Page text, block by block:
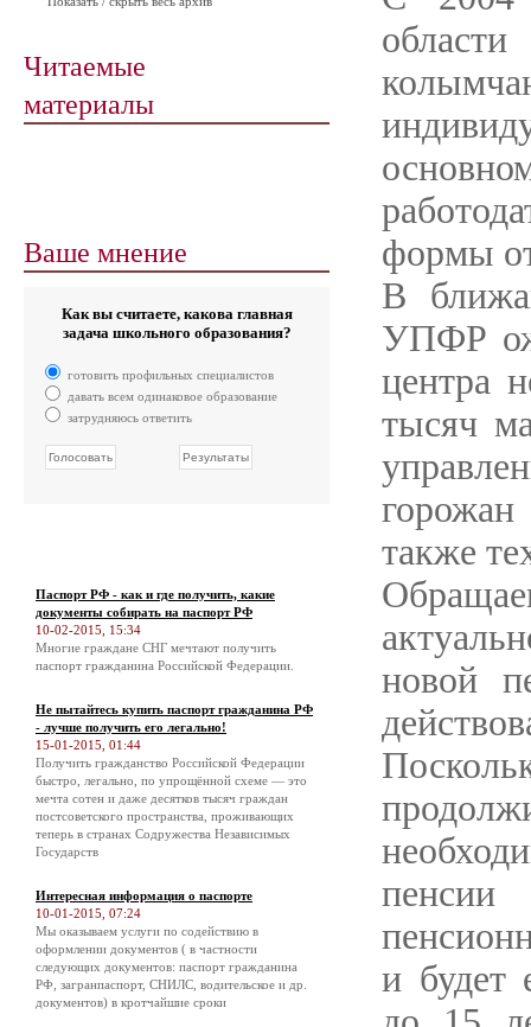
Читаемые
материалы
Ваше мнение
Как вы считаете, какова главная
задача школьного образования?
готовить профильных специалистов
давать всем одинаковое образование
затрудняюсь ответить
Паспорт РФ - как и где получить, какие
документы собирать на паспорт РФ
10-02-2015, 15:34
Многие граждане СНГ мечтают получить
паспорт гражданина Российской Федерации.
Не пытайтесь купить паспорт гражданина РФ
- лучше получить его легально!
15-01-2015, 01:44
Получить гражданство Российской Федерации
быстро, легально, по упрощённой схеме — это
мечта сотен и даже десятков тысяч граждан
постсоветского пространства, проживающих
теперь в странах Содружества Независимых
Государств
Интересная информация о паспорте
10-01-2015, 07:24
Мы оказываем услуги по содействию в
оформлении документов ( в частности
следующих документов: паспорт гражданина
РФ, загранпаспорт, СНИЛС, водительское и др.
документов) в кротчайшие сроки
формы
В
УПФР
центра
тысяч
горожан
также
новой
и будет